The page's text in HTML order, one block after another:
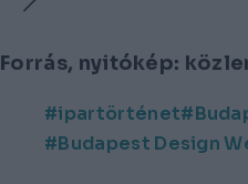
Forrás, nyitókép:
ipartörténet
Budapest Design